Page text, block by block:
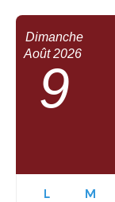
Dimanche
Août 2026
9
L M